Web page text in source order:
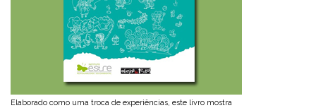
Elaborado como uma troca de experiências, este livro mostra